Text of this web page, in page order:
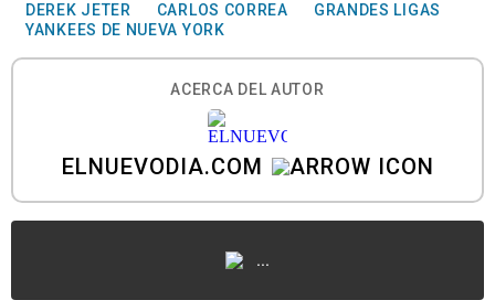
DEREK JETER CARLOS CORREA
GRANDES LIGAS
YANKEES DE NUEVA YORK
ACERCA DEL AUTOR
ELNUEVODIA.COM
...